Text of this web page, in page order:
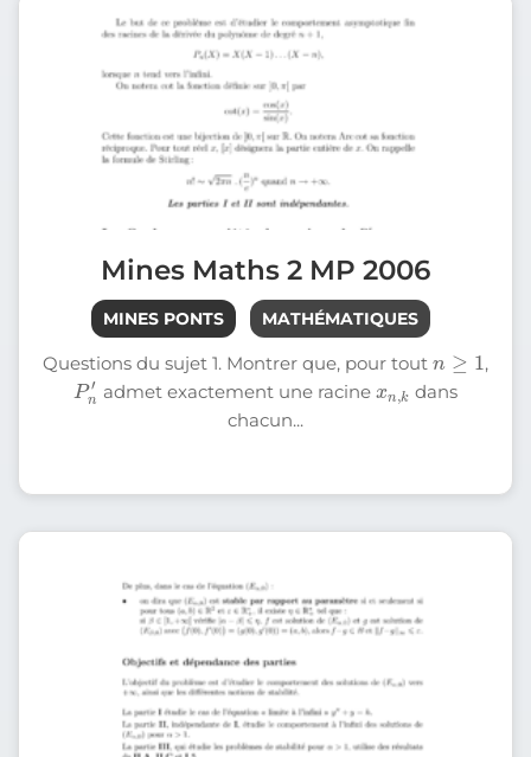
Mines Maths 2 MP 2006
MINES PONTS MATHÉMATIQUES
Questions du sujet 1. Montrer que, pour tout
≥
,
P
n′
admet exactement une racine
dans
chacun...